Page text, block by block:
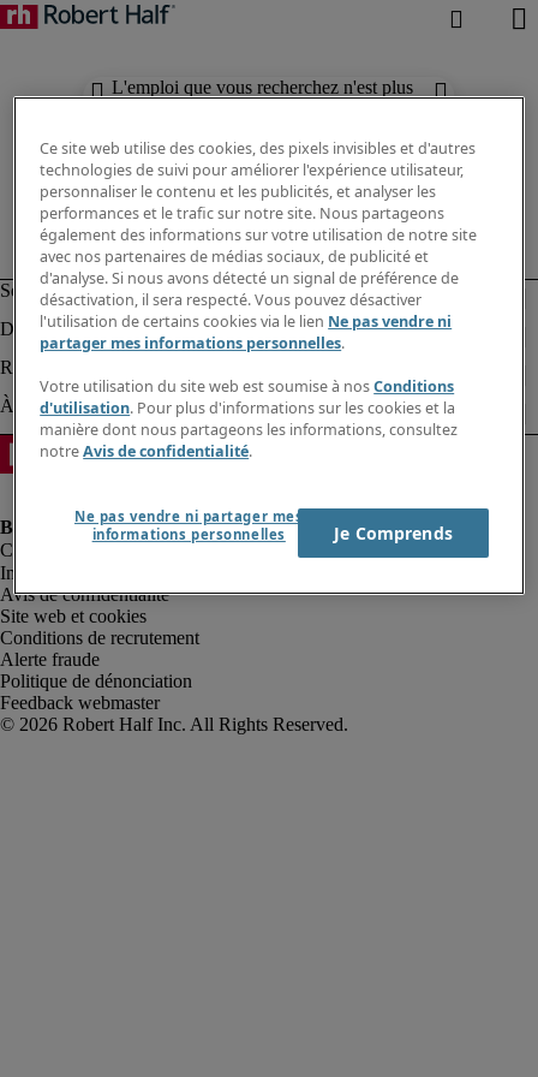
L'emploi que vous recherchez n'est plus
Informations sur la société
Avis de confidentialité
Site web et cookies
Conditions de recrutement
Alerte fraude
Politique de dénonciation
Feedback webmaster
Ce site web utilise des cookies, des pixels invisibles et d'autres
technologies de suivi pour améliorer l'expérience utilisateur,
personnaliser le contenu et les publicités, et analyser les
performances et le trafic sur notre site. Nous partageons
également des informations sur votre utilisation de notre site
avec nos partenaires de médias sociaux, de publicité et
d'analyse. Si nous avons détecté un signal de préférence de
désactivation, il sera respecté. Vous pouvez désactiver
l'utilisation de certains cookies via le lien Ne pas vendre ni
partager mes informations personnelles.
Votre utilisation du site web est soumise à nosConditions
d'utilisation. Pour plus d'informations sur les cookies et la
manière dont nous partageons les informations, consultez
notreAvis de confidentialité.
Ne pas vendre ni partager mes
informations personnelles
Je Comprends